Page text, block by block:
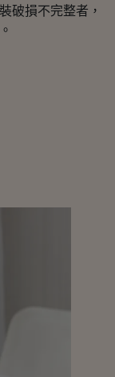
破損不完整者，